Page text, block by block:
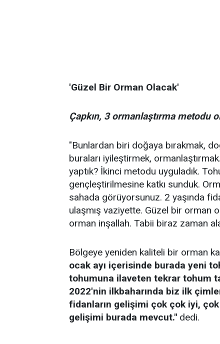
'Güzel Bir Orman Olacak'
Çapkın, 3 ormanlaştırma metodu
"Bunlardan biri doğaya bırakmak,
buraları iyileştirmek,
yaptık? İkinci metodu uyguladık.
gençleştirilmesine katkı sunduk.
sahada görüyorsunuz. 2 yaşında
ulaşmış vaziyette. Güzel bir orman
orman inşallah. Tabii biraz zaman
Bölgeye yeniden kaliteli bir orman
ocak ayı içerisinde burada yeni
tohumuna ilaveten tekrar tohum
2022'nin ilkbaharında biz ilk
fidanların gelişimi çok çok iyi,
gelişimi burada mevcut." dedi.